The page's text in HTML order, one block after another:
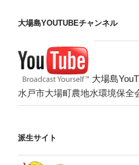
大場島YOUTUBEチャンネル
大場島
水戸市大場町農地水環境保全
派生サイト